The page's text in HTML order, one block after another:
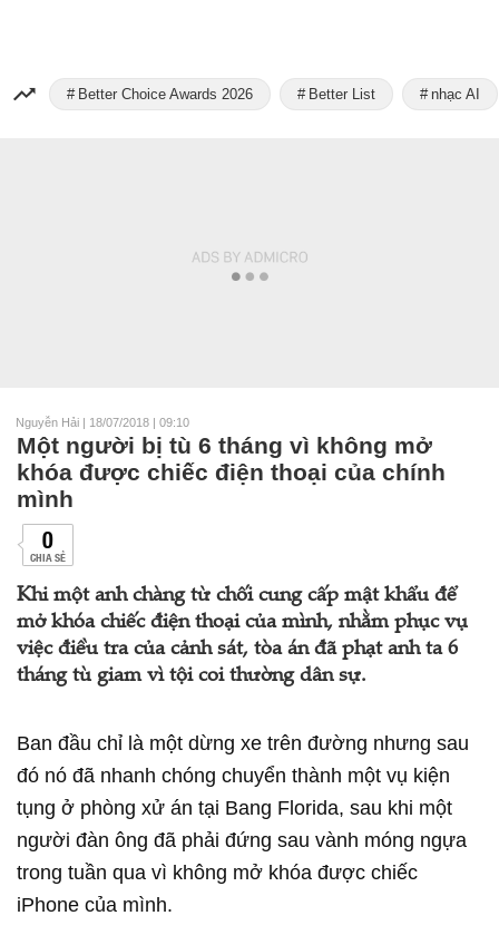
Better Choice Awards 2026 Better List nhạc AI
Nguyễn Hải | 18/07/2018 | 09:10
Một người bị tù 6 tháng vì không mở
khóa được chiếc điện thoại của chính
mình
0
CHIA SẺ
Khi một anh chàng từ chối cung cấp mật khẩu để
mở khóa chiếc điện thoại của mình, nhằm phục vụ
việc điều tra của cảnh sát, tòa án đã phạt anh ta 6
tháng tù giam vì tội coi thường dân sự.
Ban đầu chỉ là một dừng xe trên đường nhưng sau
đó nó đã nhanh chóng chuyển thành một vụ kiện
tụng ở phòng xử án tại Bang Florida, sau khi một
người đàn ông đã phải đứng sau vành móng ngựa
trong tuần qua vì không mở khóa được chiếc
iPhone của mình.